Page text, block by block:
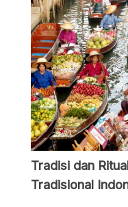
Tradisi dan
Tradisional